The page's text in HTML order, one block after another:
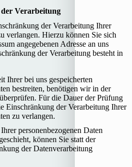
Verarbeitung
der Verarbeitung Ihrer
verlangen. Hierzu können Sie sich
angegebenen Adresse an uns
der Verarbeitung besteht in
Ihrer bei uns gespeicherten
bestreiten, benötigen wir in der
Für die Dauer der Prüfung
Einschränkung der Verarbeitung Ihrer
zu verlangen.
personenbezogenen Daten
können Sie statt der
der Datenverarbeitung